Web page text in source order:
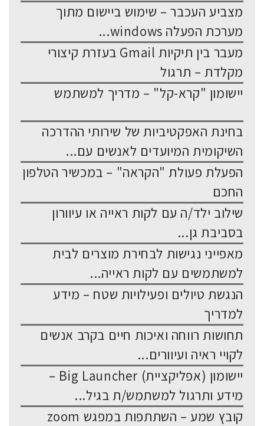
מצביע העכבר – שימוש ביישום מתוך
מערכת הפעלה windows...
מעבר בין תיקיות Gmail בעזרת קיצורי
מקלדת – תרגול
יישומון "קרא-קל" – מדריך למשתמש
בחינת האפקטיביות של שירותי ההדרכה
השיקומית המיועדים לאנשים עם...
הפעלת פעולת "הקראה" – במכשיר הטלפון
החכם
שילוב ילד/ה עם לקות ראייה או עיוורון
בסביבת גן...
מאפייני נגישות לבחירת מוצרים לבית
למשתמשים עם לקות ראייה...
הנגשת טיולים ופעילויות שטח – מידע
למדריך
תחושות רווחה ואיכות חיים בקרב אנשים
לקויי ראיה ועיוורים...
יישומון (אפליקציית) Big Launcher –
מידע ותרגול למשתמש/ת בגיל...
קובץ שמע – השתתפות במפגש zoom